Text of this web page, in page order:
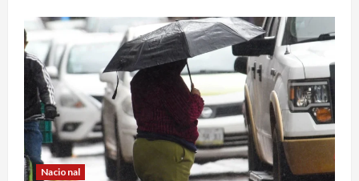
Nacional Nacional